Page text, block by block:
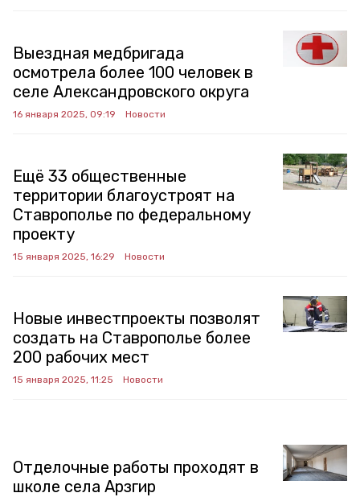
Выездная медбригада
осмотрела более 100 человек в
селе Александровского округа
16 января 2025, 09:19 Новости
Ещё 33 общественные
территории благоустроят на
Ставрополье по федеральному
проекту
15 января 2025, 16:29 Новости
Новые инвестпроекты позволят
создать на Ставрополье более
200 рабочих мест
15 января 2025, 11:25 Новости
Отделочные работы проходят в
школе села Арзгир